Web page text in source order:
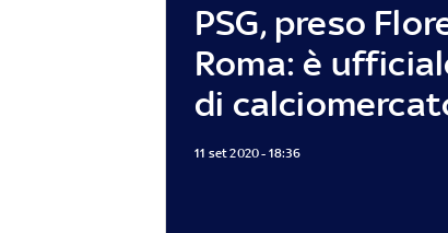
PSG, preso
Roma: è
di
11 set 2020 - 18:36